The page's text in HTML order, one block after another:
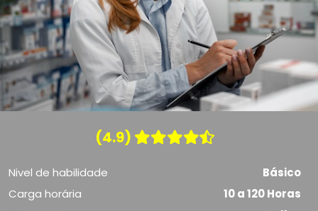
(4.9)
Nivel de habilidade
Básico
Carga horária
10 a 120 Horas